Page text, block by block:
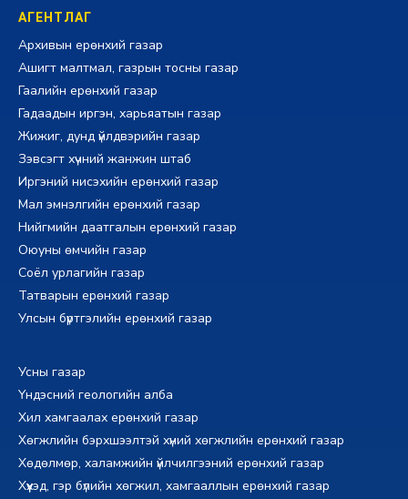
АГЕНТЛАГ
Архивын ерөнхий газар
Ашигт малтмал, газрын тосны газар
Гаалийн ерөнхий газар
Гадаадын иргэн, харьяатын газар
Жижиг, дунд үйлдвэрийн газар
Зэвсэгт хүчний жанжин штаб
Иргэний нисэхийн ерөнхий газар
Мал эмнэлгийн ерөнхий газар
Нийгмийн даатгалын ерөнхий газар
Оюуны өмчийн газар
Соёл урлагийн газар
Татварын ерөнхий газар
Улсын бүртгэлийн ерөнхий газар
Усны газар
Үндэсний геологийн алба
Хил хамгаалах ерөнхий газар
Хөгжлийн бэрхшээлтэй хүний хөгжлийн ерөнхий газар
Хөдөлмөр, халамжийн үйлчилгээний ерөнхий газар
Хүүхэд, гэр бүлийн хөгжил, хамгааллын ерөнхий газар